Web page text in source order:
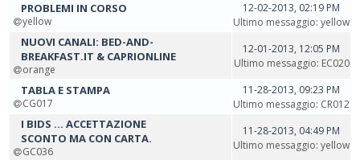
PROBLEMI IN CORSO
yellow
12-02-2013, 02:19 PM
Ultimo messaggio: yellow
NUOVI CANALI: BED-AND-
BREAKFAST.IT & CAPRIONLINE
orange
12-01-2013, 12:05 PM
Ultimo messaggio: EC020
TABLA E STAMPA
CG017
11-28-2013, 09:23 PM
Ultimo messaggio: CR012
I BIDS ... ACCETTAZIONE
SCONTO MA CON CARTA.
GC036
11-28-2013, 04:49 PM
Ultimo messaggio: yellow